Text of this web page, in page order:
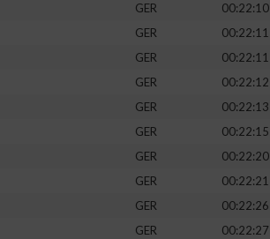
GER
00:22:10
GER
00:22:11
GER
00:22:11
GER
00:22:12
GER
00:22:13
GER
00:22:15
GER
00:22:20
GER
00:22:21
GER
00:22:26
GER
00:22:27